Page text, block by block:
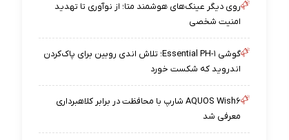
روی دیگر عینک‌های هوشمند متا؛ از نوآوری تا تهدید
امنیت شخصی
گوشی Essential PH-۱؛ تلاش اندی روبین برای پاک‌کردن
اندروید که شکست خورد
AQUOS Wish۶ شارپ با محافظت در برابر کلاهبرداری
معرفی شد